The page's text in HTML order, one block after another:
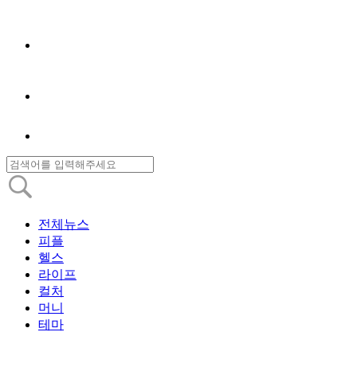
전체뉴스
피플
헬스
라이프
컬처
머니
테마